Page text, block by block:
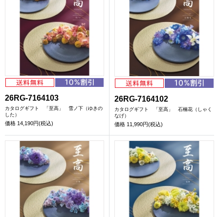
26RG-7164103
カタログギフト 「至高」 雪ノ下（ゆきの
した）
価格 14,190円(税込)
26RG-7164102
カタログギフト 「至高」 石楠花（しゃく
なげ）
価格 11,990円(税込)